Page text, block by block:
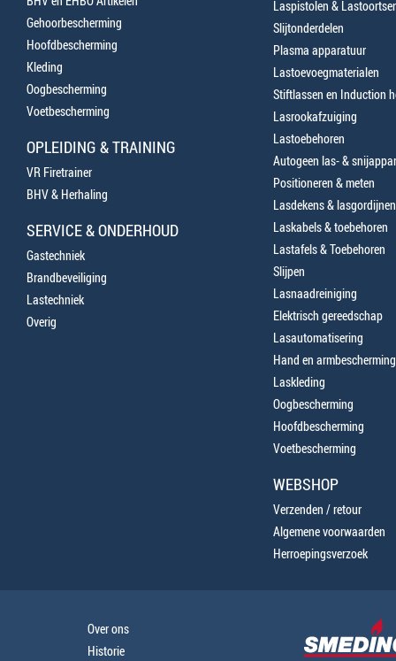
Gehoorbescherming
Hoofdbescherming
Kleding
Oogbescherming
Voetbescherming
OPLEIDING & TRAINING
VR Firetrainer
BHV & Herhaling
SERVICE & ONDERHOUD
Gastechniek
Brandbeveiliging
Lastechniek
Overig
Laspistolen &
Slijtonderdelen
Plasma apparatuur
Lastoevoegmaterialen
Stiftlassen en Induction
Lasrookafzuiging
Lastoebehoren
Autogeen las- &
Positioneren & meten
Lasdekens & lasgordijnen
Laskabels & toebehoren
Lastafels & Toebehoren
Slijpen
Lasnaadreiniging
Elektrisch gereedschap
Lasautomatisering
Hand en armbescherming
Laskleding
Oogbescherming
Hoofdbescherming
Voetbescherming
WEBSHOP
Verzenden / retour
Algemene voorwaarden
Herroepingsverzoek
Over ons
Historie